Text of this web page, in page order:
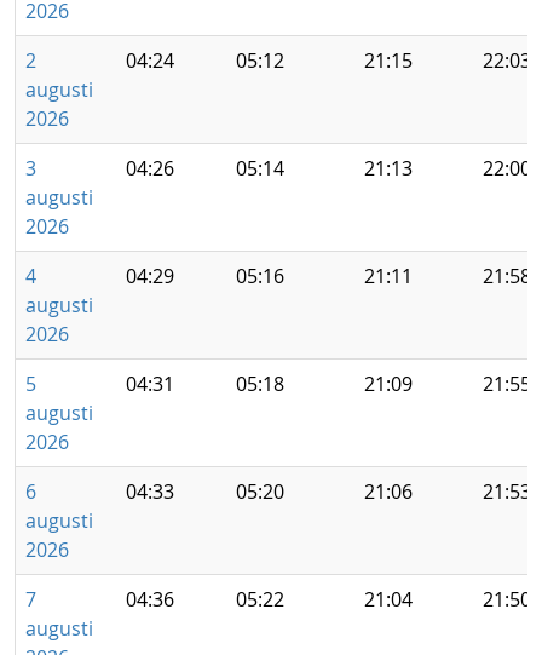
2026
2
augusti
2026
04:24 05:12 21:15 22:03
3
augusti
2026
04:26 05:14 21:13 22:00
4
augusti
2026
04:29 05:16 21:11 21:58
5
augusti
2026
04:31 05:18 21:09 21:55
6
augusti
2026
04:33 05:20 21:06 21:53
7
augusti
04:36 05:22 21:04 21:50